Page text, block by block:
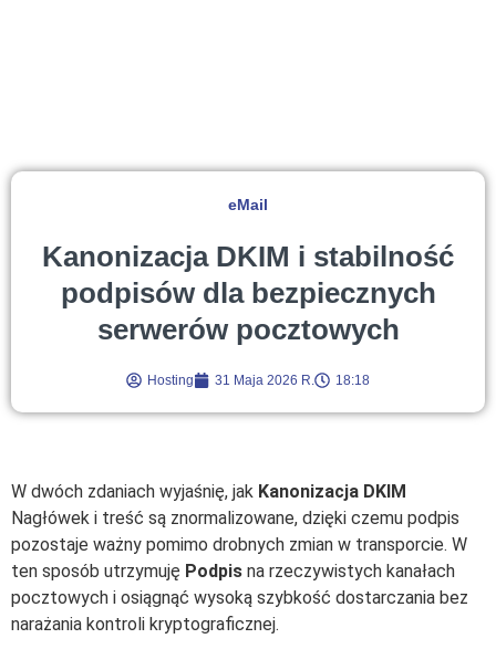
eMail
Kanonizacja DKIM i stabilność
podpisów dla bezpiecznych
serwerów pocztowych
Hosting 31 Maja 2026 R. 18:18
W dwóch zdaniach wyjaśnię, jak Kanonizacja DKIM
Nagłówek i treść są znormalizowane, dzięki czemu podpis
pozostaje ważny pomimo drobnych zmian w transporcie. W
ten sposób utrzymuję Podpis na rzeczywistych kanałach
pocztowych i osiągnąć wysoką szybkość dostarczania bez
narażania kontroli kryptograficznej.